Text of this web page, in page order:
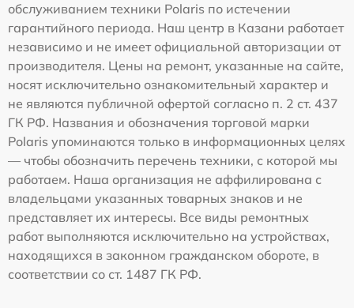
обслуживанием техники Polaris по истечении
гарантийного периода. Наш центр в Казани работает
независимо и не имеет официальной авторизации от
производителя. Цены на ремонт, указанные на сайте,
носят исключительно ознакомительный характер и
не являются публичной офертой согласно п. 2 ст. 437
ГК РФ. Названия и обозначения торговой марки
Polaris упоминаются только в информационных целях
— чтобы обозначить перечень техники, с которой мы
работаем. Наша организация не аффилирована с
владельцами указанных товарных знаков и не
представляет их интересы. Все виды ремонтных
работ выполняются исключительно на устройствах,
находящихся в законном гражданском обороте, в
соответствии со ст. 1487 ГК РФ.